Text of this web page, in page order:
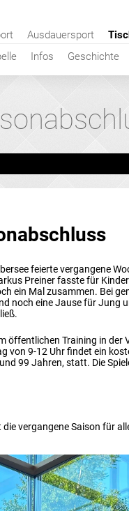
Ausdauersport
Infos Geschichte
feierte vergangene
Preiner fasste für
ein Mal zusammen. Bei
noch eine Jause für Jung
öffentlichen Training in der
von 9-12 Uhr findet ein
99 Jahren, statt. Die
vergangene Saison für